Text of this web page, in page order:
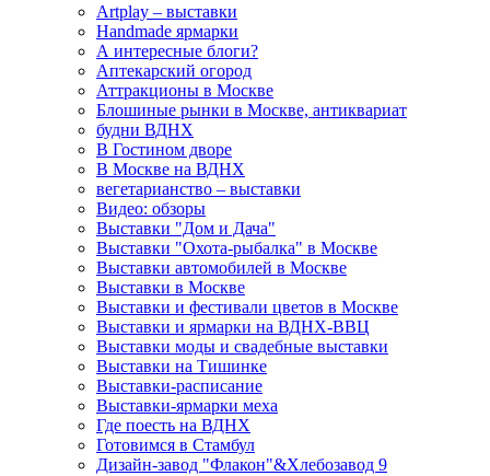
Artplay – выставки
Handmade ярмарки
А интересные блоги?
Аптекарский огород
Аттракционы в Москве
Блошиные рынки в Москве, антиквариат
будни ВДНХ
В Гостином дворе
В Москве на ВДНХ
вегетарианство – выставки
Видео: обзоры
Выставки "Дом и Дача"
Выставки "Охота-рыбалка" в Москве
Выставки автомобилей в Москве
Выставки в Москве
Выставки и фестивали цветов в Москве
Выставки и ярмарки на ВДНХ-ВВЦ
Выставки моды и свадебные выставки
Выставки на Тишинке
Выставки-расписание
Выставки-ярмарки меха
Где поесть на ВДНХ
Готовимся в Стамбул
Дизайн-завод "Флакон"&Хлебозавод 9